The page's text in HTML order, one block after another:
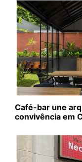
Café-bar une
convivência em